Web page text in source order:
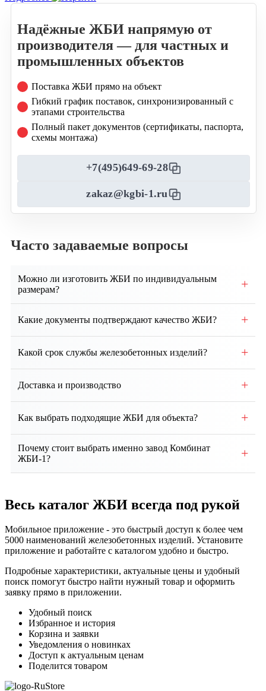
Надёжные ЖБИ напрямую от
производителя — для частных и
промышленных объектов
Поставка ЖБИ прямо на объект
Гибкий график поставок, синхронизированный с
этапами строительства
Полный пакет документов (сертификаты, паспорта,
схемы монтажа)
+7(495)649-69-28
zakaz@kgbi-1.ru
Часто задаваемые вопросы
Можно ли изготовить ЖБИ по индивидуальным
размерам?
+
индивидуальным чертежам и техническим
Какие документы подтверждают качество ЖБИ? +
сертификатами соответствия и протоколами
Какой срок службы железобетонных изделий? +
службы ЖБИ составляет от 50 до 100 лет и более.
Доставка и производство +
всех этапах. Доставка по региону и всей России.
Как выбрать подходящие ЖБИ для объекта? +
условий и нагрузок. Наши специалисты помогут
подобрать оптимальные изделия и
Почему стоит выбрать именно завод Комбинат
ЖБИ-1?
+
условия сотрудничества, индивидуальный подход и
надежную доставку продукции точно в срок.
Весь каталог ЖБИ всегда под рукой
Мобильное приложение - это быстрый доступ к более чем
5000 наименований железобетонных изделий. Установите
приложение и работайте с каталогом удобно и быстро.
Подробные характеристики, актуальные цены и удобный
поиск помогут быстро найти нужный товар и оформить
заявку прямо в приложении.
Удобный поиск
Избранное и история
Корзина и заявки
Уведомления о новинках
Доступ к актуальным ценам
Поделится товаром